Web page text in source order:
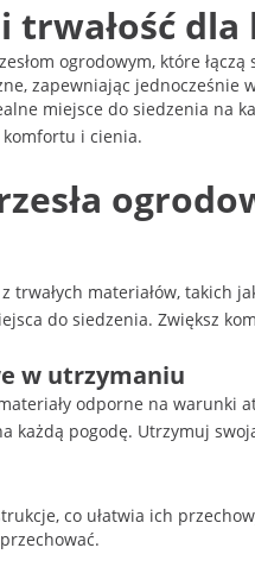
trwałość
ogrodowym, które
zapewniając
miejsce do siedzenia
i cienia.
trwałych materiałów,
do siedzenia. Zwiększ
w utrzymaniu
odporne na
każdą pogodę. Utrzymuj
co ułatwia ich